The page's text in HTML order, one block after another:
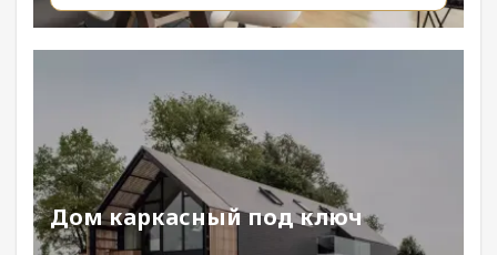
Дом каркасный под ключ